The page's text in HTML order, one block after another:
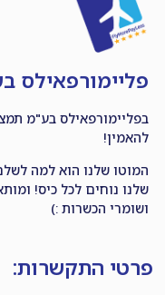
פליימורפאילס
בפליימורפאילס בע"מ
להאמין!
המוטו שלנו הוא למה
שלנו נוחים לכל כיס!
ושומרי הכשרות :)
פרטי התקשרות: